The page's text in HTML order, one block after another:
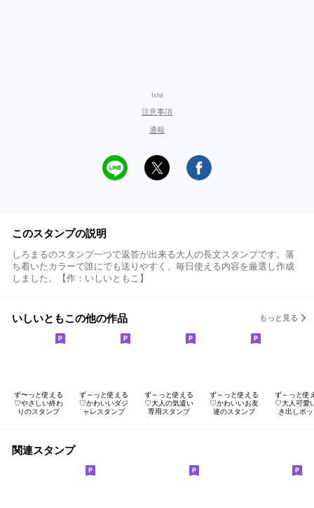
Ishii
注意事項
通報
このスタンプの説明
しろまるのスタンプ一つで返答が出来る大人の長文スタンプです。落
ち着いたカラーで誰にでも送りやすく、毎日使える内容を厳選し作成
しました。【作：いしいともこ】
いしいともこの他の作品 もっと見る
ず〜っと使える
♡やさしい終わ
りのスタンプ
ず～っと使える
♡かわいいダジ
ャレスタンプ
ず～っと使える
♡大人の気遣い
専用スタンプ
ず～っと使える
♡かわいいお友
達のスタンプ
ず～っと使
♡大人可愛
き出しポ
関連スタンプ